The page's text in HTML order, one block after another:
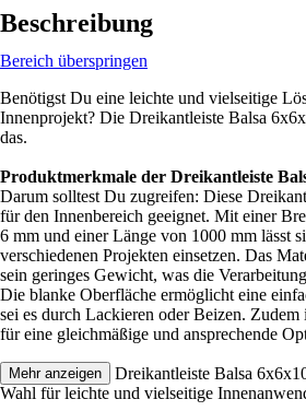
Beschreibung
Bereich überspringen
Benötigst Du eine leichte und vielseitige
Innenprojekt? Die Dreikantleiste Balsa
das.
Produktmerkmale der Dreikantleiste
Darum solltest Du zugreifen: Diese
für den Innenbereich geeignet. Mit einer
6 mm und einer Länge von 1000 mm lässt
verschiedenen Projekten einsetzen. Das
sein geringes Gewicht, was die
Die blanke Oberfläche ermöglicht eine
sei es durch Lackieren oder Beizen. Zudem
für eine gleichmäßige und ansprechende
Festgezurrt: Die Dreikantleiste Balsa
Wahl für leichte und vielseitige
Mehr anzeigen